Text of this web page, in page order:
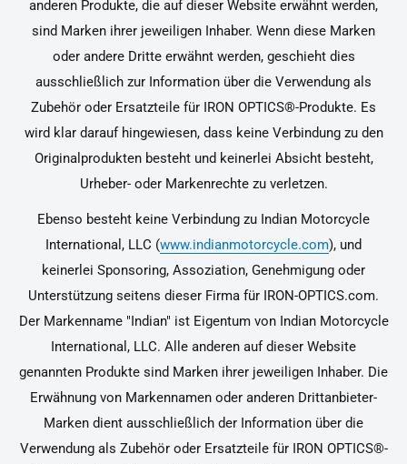
anderen Produkte, die auf dieser Website erwähnt werden,
sind Marken ihrer jeweiligen Inhaber. Wenn diese Marken
oder andere Dritte erwähnt werden, geschieht dies
ausschließlich zur Information über die Verwendung als
Zubehör oder Ersatzteile für IRON OPTICS®-Produkte. Es
wird klar darauf hingewiesen, dass keine Verbindung zu den
Originalprodukten besteht und keinerlei Absicht besteht,
Urheber- oder Markenrechte zu verletzen.
Ebenso besteht keine Verbindung zu Indian Motorcycle
International, LLC (www.indianmotorcycle.com), und
keinerlei Sponsoring, Assoziation, Genehmigung oder
Unterstützung seitens dieser Firma für IRON-OPTICS.com.
Der Markenname "Indian" ist Eigentum von Indian Motorcycle
International, LLC. Alle anderen auf dieser Website
genannten Produkte sind Marken ihrer jeweiligen Inhaber. Die
Erwähnung von Markennamen oder anderen Drittanbieter-
Marken dient ausschließlich der Information über die
Verwendung als Zubehör oder Ersatzteile für IRON OPTICS®-